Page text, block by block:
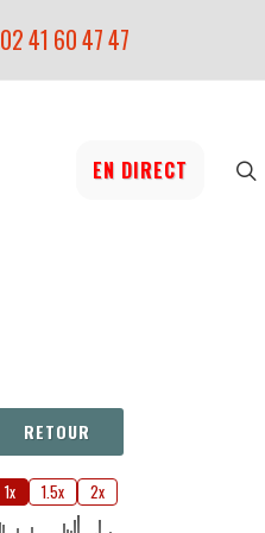
02 41 60 47 47
EN DIRECT
RETOUR
1x 1.5x 2x